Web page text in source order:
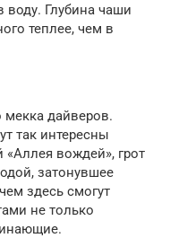
Глубина чаши
теплее, чем в
мекка дайверов.
так интересны
вождей», грот
затонувшее
здесь смогут
не только